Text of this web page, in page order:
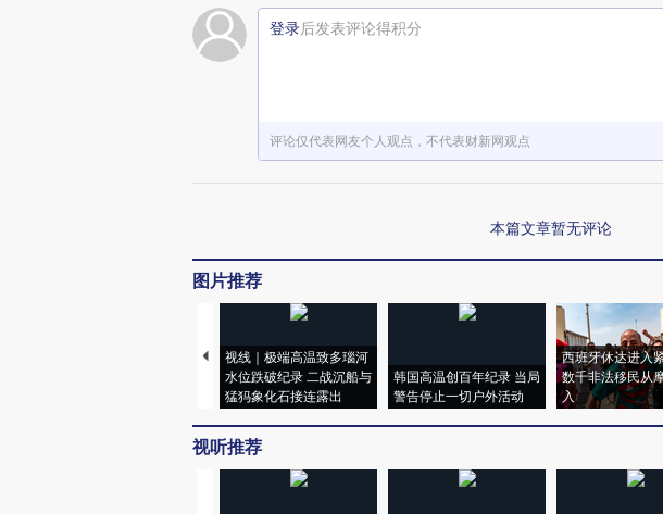
登录后发表评论得积分
评论仅代表网友个人观点，不代表财新网观点
本篇文章暂无评论
图片推荐
视线｜极端高温致多瑙河
水位跌破纪录 二战沉船与
猛犸象化石接连露出
韩国高温创百年纪录 当局
警告停止一切户外活动
西班牙休达进入
数千非法移民从
入
视听推荐